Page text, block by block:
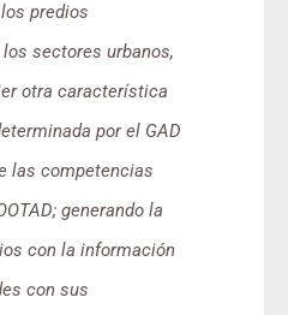
predios
sectores urbanos,
otra característica
por el GAD
las competencias
generando la
con la información
con sus